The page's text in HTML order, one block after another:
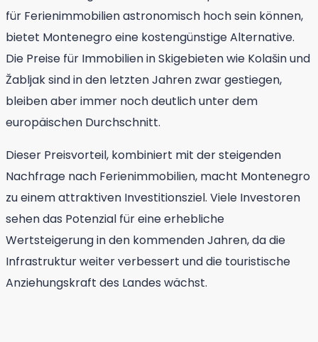
für Ferienimmobilien astronomisch hoch sein können,
bietet Montenegro eine kostengünstige Alternative.
Die Preise für Immobilien in Skigebieten wie Kolašin und
Žabljak sind in den letzten Jahren zwar gestiegen,
bleiben aber immer noch deutlich unter dem
europäischen Durchschnitt.
Dieser Preisvorteil, kombiniert mit der steigenden
Nachfrage nach Ferienimmobilien, macht Montenegro
zu einem attraktiven Investitionsziel. Viele Investoren
sehen das Potenzial für eine erhebliche
Wertsteigerung in den kommenden Jahren, da die
Infrastruktur weiter verbessert und die touristische
Anziehungskraft des Landes wächst.